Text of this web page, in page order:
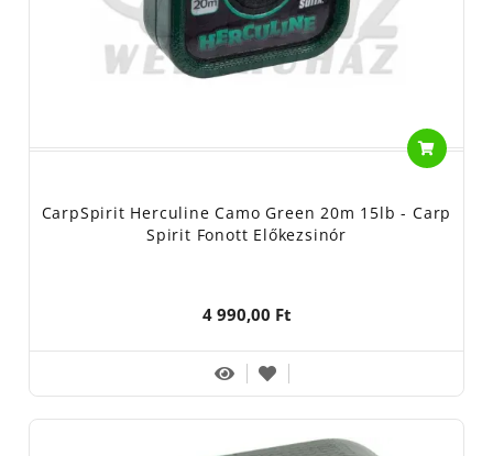
CarpSpirit Herculine Camo Green 20m 15lb - Carp
Spirit Fonott Előkezsinór
4 990,00 Ft